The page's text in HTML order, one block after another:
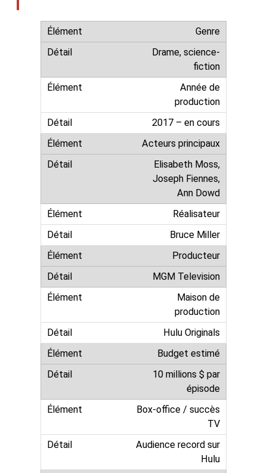
Genre
Drame, science-
fiction
Année de
production
2017 – en cours
Acteurs principaux
Elisabeth Moss,
Joseph Fiennes,
Ann Dowd
Réalisateur
Bruce Miller
Producteur
MGM Television
Maison de
production
Hulu Originals
Budget estimé
10 millions $ par
épisode
Box-office / succès
TV
Audience record sur
Hulu